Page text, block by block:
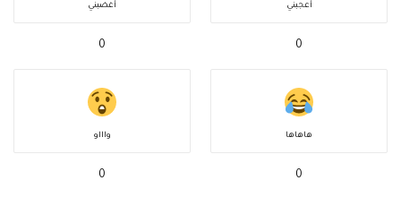
أعجبني
0
أغضبني
0
هاهاها
0
واااو
0